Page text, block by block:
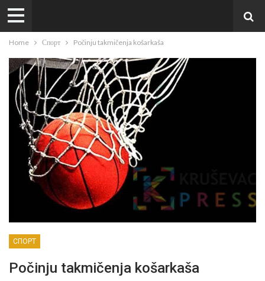
Home Спорт Počinju takmičenja košarkaša
СПОРТ
Počinju takmičenja košarkaša